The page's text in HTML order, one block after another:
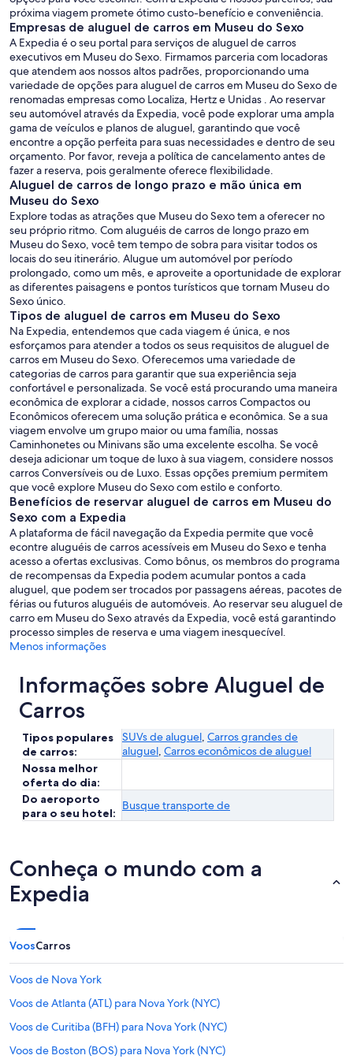
próxima viagem promete ótimo custo-benefício e conveniência.
Empresas de aluguel de carros em Museu do Sexo
A Expedia é o seu portal para serviços de aluguel de carros
executivos em Museu do Sexo. Firmamos parceria com locadoras
que atendem aos nossos altos padrões, proporcionando uma
variedade de opções para aluguel de carros em Museu do Sexo de
renomadas empresas como Localiza, Hertz e Unidas . Ao reservar
seu automóvel através da Expedia, você pode explorar uma ampla
gama de veículos e planos de aluguel, garantindo que você
encontre a opção perfeita para suas necessidades e dentro de seu
orçamento. Por favor, reveja a política de cancelamento antes de
fazer a reserva, pois geralmente oferece flexibilidade.
Aluguel de carros de longo prazo e mão única em
Museu do Sexo
Explore todas as atrações que Museu do Sexo tem a oferecer no
seu próprio ritmo. Com aluguéis de carros de longo prazo em
Museu do Sexo, você tem tempo de sobra para visitar todos os
locais do seu itinerário. Alugue um automóvel por período
prolongado, como um mês, e aproveite a oportunidade de explorar
as diferentes paisagens e pontos turísticos que tornam Museu do
Sexo único.
Tipos de aluguel de carros em Museu do Sexo
Na Expedia, entendemos que cada viagem é única, e nos
esforçamos para atender a todos os seus requisitos de aluguel de
carros em Museu do Sexo. Oferecemos uma variedade de
categorias de carros para garantir que sua experiência seja
confortável e personalizada. Se você está procurando uma maneira
econômica de explorar a cidade, nossos carros Compactos ou
Econômicos oferecem uma solução prática e econômica. Se a sua
viagem envolve um grupo maior ou uma família, nossas
Caminhonetes ou Minivans são uma excelente escolha. Se você
deseja adicionar um toque de luxo à sua viagem, considere nossos
carros Conversíveis ou de Luxo. Essas opções premium permitem
que você explore Museu do Sexo com estilo e conforto.
Benefícios de reservar aluguel de carros em Museu do
Sexo com a Expedia
A plataforma de fácil navegação da Expedia permite que você
econtre aluguéis de carros acessíveis em Museu do Sexo e tenha
acesso a ofertas exclusivas. Como bônus, os membros do programa
de recompensas da Expedia podem acumular pontos a cada
aluguel, que podem ser trocados por passagens aéreas, pacotes de
férias ou futuros aluguéis de automóveis. Ao reservar seu aluguel de
carro em Museu do Sexo através da Expedia, você está garantindo
processo simples de reserva e uma viagem inesquecível.
Menos informações
Informações sobre Aluguel de
Carros
Tipos populares
de carros:
SUVs de aluguel, Carros grandes de
aluguel, Carros econômicos de aluguel
Nossa melhor
oferta do dia:
Do aeroporto
para o seu hotel:
Busque transporte de
Conheça o mundo com a
Expedia
VoosCarros
Voos de Nova York
Voos de Atlanta (ATL) para Nova York (NYC)
Voos de Curitiba (BFH) para Nova York (NYC)
Voos de Boston (BOS) para Nova York (NYC)